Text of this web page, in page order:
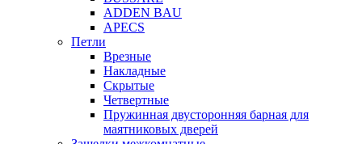
ADDEN BAU
APECS
Петли
Врезные
Накладные
Скрытые
Четвертные
Пружинная двусторонняя барная для
маятниковых дверей